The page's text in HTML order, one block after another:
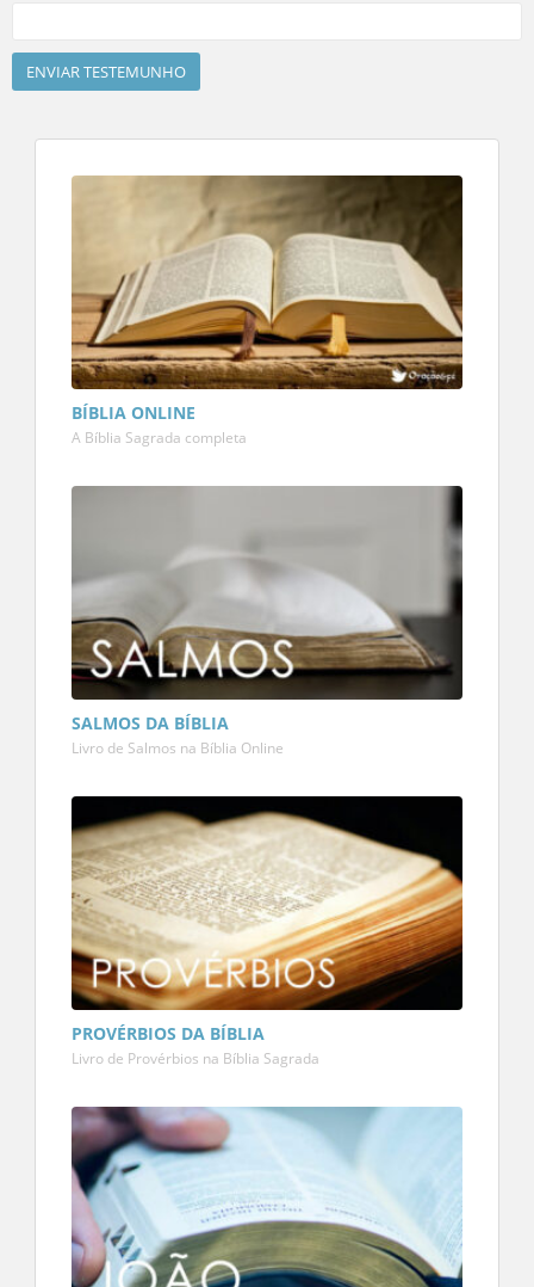
BÍBLIA ONLINE
A Bíblia Sagrada completa
SALMOS DA BÍBLIA
Livro de Salmos na Bíblia Online
PROVÉRBIOS DA BÍBLIA
Livro de Provérbios na Bíblia Sagrada